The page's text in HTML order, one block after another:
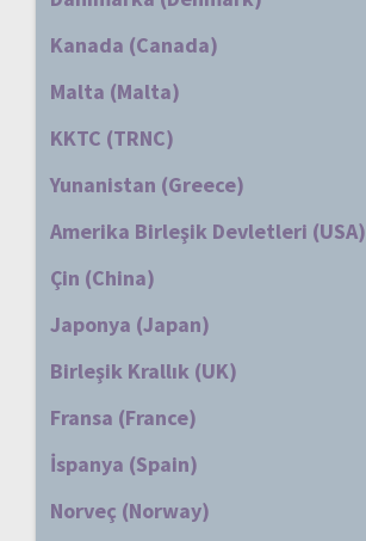
Kanada (Canada)
Malta (Malta)
KKTC (TRNC)
Yunanistan (Greece)
Amerika Birleşik Devletleri (USA)
Çin (China)
Japonya (Japan)
Birleşik Krallık (UK)
Fransa (France)
İspanya (Spain)
Norveç (Norway)